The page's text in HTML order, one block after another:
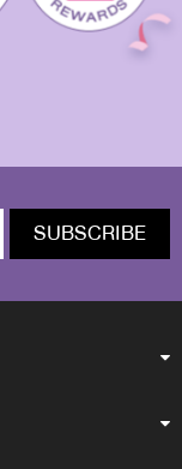
SUBSCRIBE